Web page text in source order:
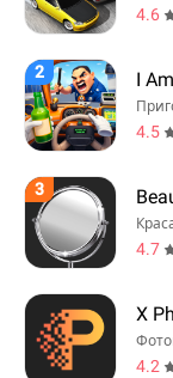
4.6
2 I
4.5
3
4.7
X
4.2